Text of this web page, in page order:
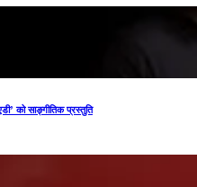
को साङ्गीतिक प्रस्तुति